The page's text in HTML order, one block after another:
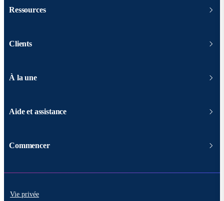
Ressources
Clients
À la une
Aide et assistance
Commencer
Vie privée